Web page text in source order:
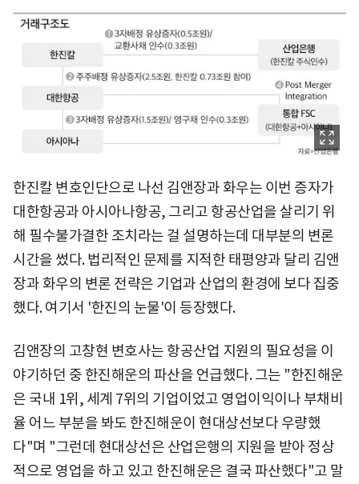
한진칼 변호인단으로 나선 김앤장과 화우는 이번 증자가
대한항공과 아시아나항공, 그리고 항공산업을 살리기 위
해 필수불가결한 조치라는 걸 설명하는데 대부분의 변론
시간을 썼다. 법리적인 문제를 지적한 태평양과 달리 김앤
장과 화우의 변론 전략은 기업과 산업의 환경에 보다 집중
했다. 여기서 '한진의 눈물'이 등장했다.
김앤장의 고창현 변호사는 항공산업 지원의 필요성을 이
야기하던 중 한진해운의 파산을 언급했다. 그는 "한진해운
은 국내 1위, 세계 7위의 기업이었고 영업이익이나 부채비
율 어느 부분을 봐도 한진해운이 현대상선보다 우량했
다"며 "그런데 현대상선은 산업은행의 지원을 받아 정상
적으로 영업을 하고 있고 한진해운은 결국 파산했다"고 말